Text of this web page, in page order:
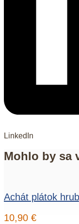
LinkedIn
Mohlo by sa
Achát plátok
10,90 €